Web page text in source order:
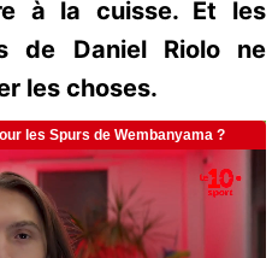
à la cuisse. Et les
de Daniel Riolo ne
les choses.